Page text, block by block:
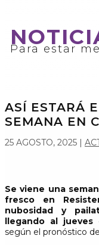
Para estar
ASÍ ESTARÁ
SEMANA EN
25 AGOSTO, 2025 |
Se viene una
fresco en
nubosidad y
llegando al jueves
según el pronóstico